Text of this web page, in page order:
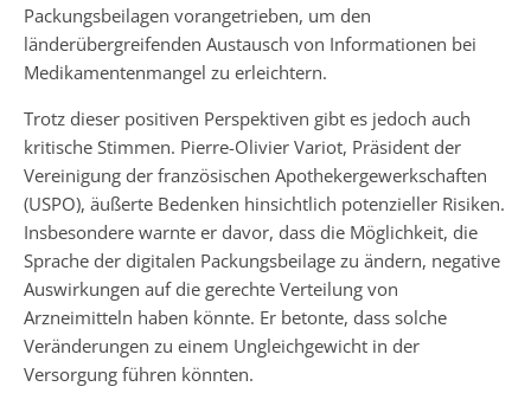
Packungsbeilagen vorangetrieben, um den
länderübergreifenden Austausch von Informationen bei
Medikamentenmangel zu erleichtern.
Trotz dieser positiven Perspektiven gibt es jedoch auch
kritische Stimmen. Pierre-Olivier Variot, Präsident der
Vereinigung der französischen Apothekergewerkschaften
(USPO), äußerte Bedenken hinsichtlich potenzieller Risiken.
Insbesondere warnte er davor, dass die Möglichkeit, die
Sprache der digitalen Packungsbeilage zu ändern, negative
Auswirkungen auf die gerechte Verteilung von
Arzneimitteln haben könnte. Er betonte, dass solche
Veränderungen zu einem Ungleichgewicht in der
Versorgung führen könnten.